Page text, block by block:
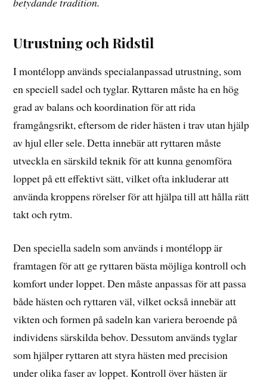
Utrustning och Ridstil
I montélopp används specialanpassad utrustning, som
en speciell sadel och tyglar. Ryttaren måste ha en hög
grad av balans och koordination för att rida
framgångsrikt, eftersom de rider hästen i trav utan hjälp
av hjul eller sele. Detta innebär att ryttaren måste
utveckla en särskild teknik för att kunna genomföra
loppet på ett effektivt sätt, vilket ofta inkluderar att
använda kroppens rörelser för att hjälpa till att hålla rätt
takt och rytm.
Den speciella sadeln som används i montélopp är
framtagen för att ge ryttaren bästa möjliga kontroll och
komfort under loppet. Den måste anpassas för att passa
både hästen och ryttaren väl, vilket också innebär att
vikten och formen på sadeln kan variera beroende på
individens särskilda behov. Dessutom används tyglar
som hjälper ryttaren att styra hästen med precision
under olika faser av loppet. Kontroll över hästen är